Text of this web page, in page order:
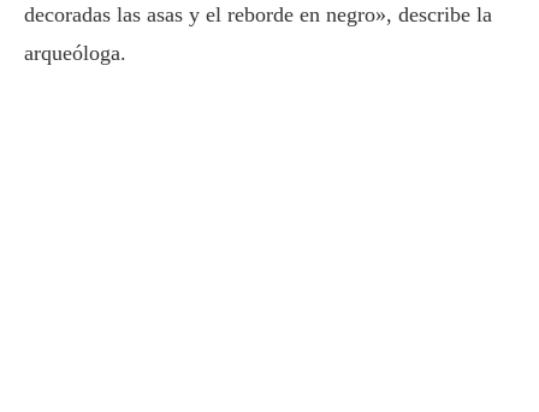
decoradas las asas y el reborde en negro», describe la
arqueóloga.